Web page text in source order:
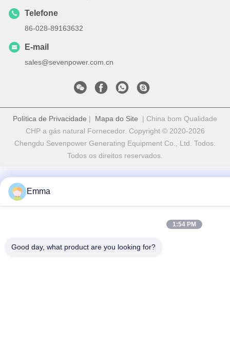
Telefone
86-028-89163632
E-mail
sales@sevenpower.com.cn
Política de Privacidade | Mapa do Site | China bom Qualidade
CHP a gás natural Fornecedor. Copyright © 2020-2026
Chengdu Sevenpower Generating Equipment Co., Ltd. Todos.
Todos os direitos reservados.
Emma
1:54 PM
Good day, what product are you looking for?